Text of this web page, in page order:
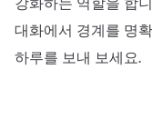
대화에서 경계를 명
하루를 보내 보세요.